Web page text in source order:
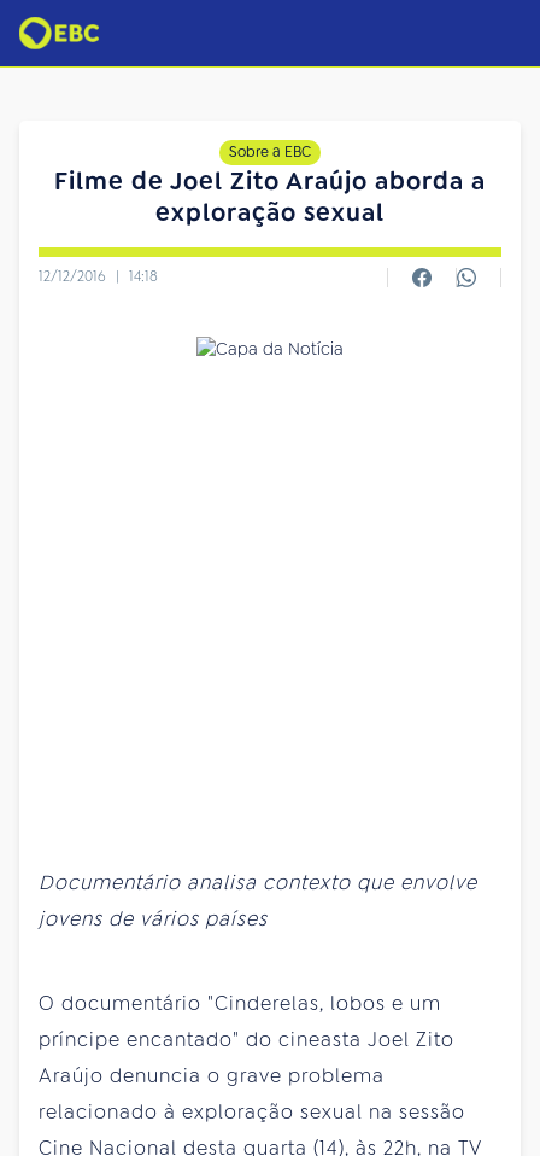
Sobre a EBC
Filme de Joel Zito Araújo aborda a
exploração sexual
12/12/2016 | 14:18
Documentário analisa contexto que envolve
jovens de vários países
O documentário "Cinderelas, lobos e um
príncipe encantado" do cineasta Joel Zito
Araújo denuncia o grave problema
relacionado à exploração sexual na sessão
Cine Nacional desta quarta (14), às 22h, na TV